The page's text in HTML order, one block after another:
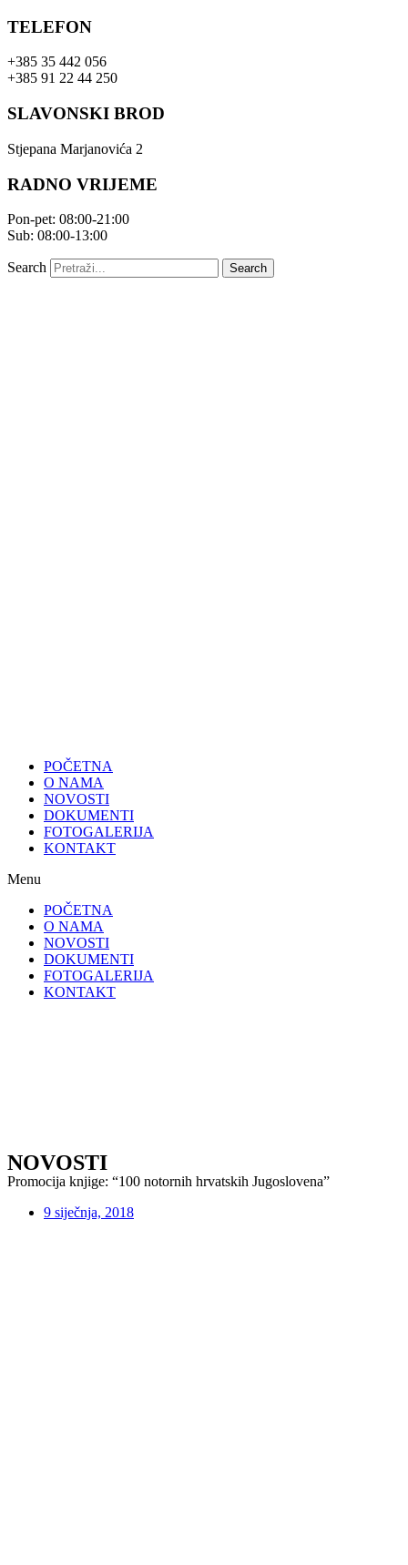
Skip
content
TELEFON
+385 35 442 056
+385 91 22 44 250
SLAVONSKI BROD
Stjepana Marjanovića 2
RADNO VRIJEME
Pon-pet: 08:00-21:00
Sub: 08:00-13:00
Search Search
POČETNA
O NAMA
NOVOSTI
DOKUMENTI
FOTOGALERIJA
KONTAKT
Menu
POČETNA
O NAMA
NOVOSTI
DOKUMENTI
FOTOGALERIJA
KONTAKT
NOVOSTI
Promocija knjige: “100 notornih hrvatskih Jugoslovena”
9 siječnja, 2018